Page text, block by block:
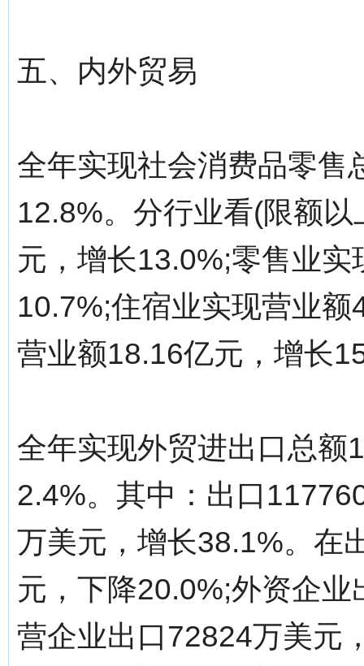
五、内外贸易
全年实现社会消费品零售
12.8%。分行业看(限额
元，增长13.0%;零售业
10.7%;住宿业实现营业
营业额18.16亿元，增长
全年实现外贸进出口总额
2.4%。其中：出口
万美元，增长38.1%。在
元，下降20.0%;外资企
营企业出口72824万美元